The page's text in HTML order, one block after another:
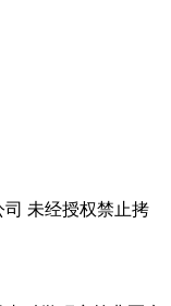
未经授权禁止拷